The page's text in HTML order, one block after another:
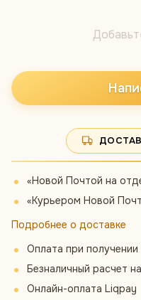
«Новой Почтой на
«Курьером Новой
Подробнее о доставке
Оплата при получении
Безналичный расчет
Онлайн-оплата Liqpay